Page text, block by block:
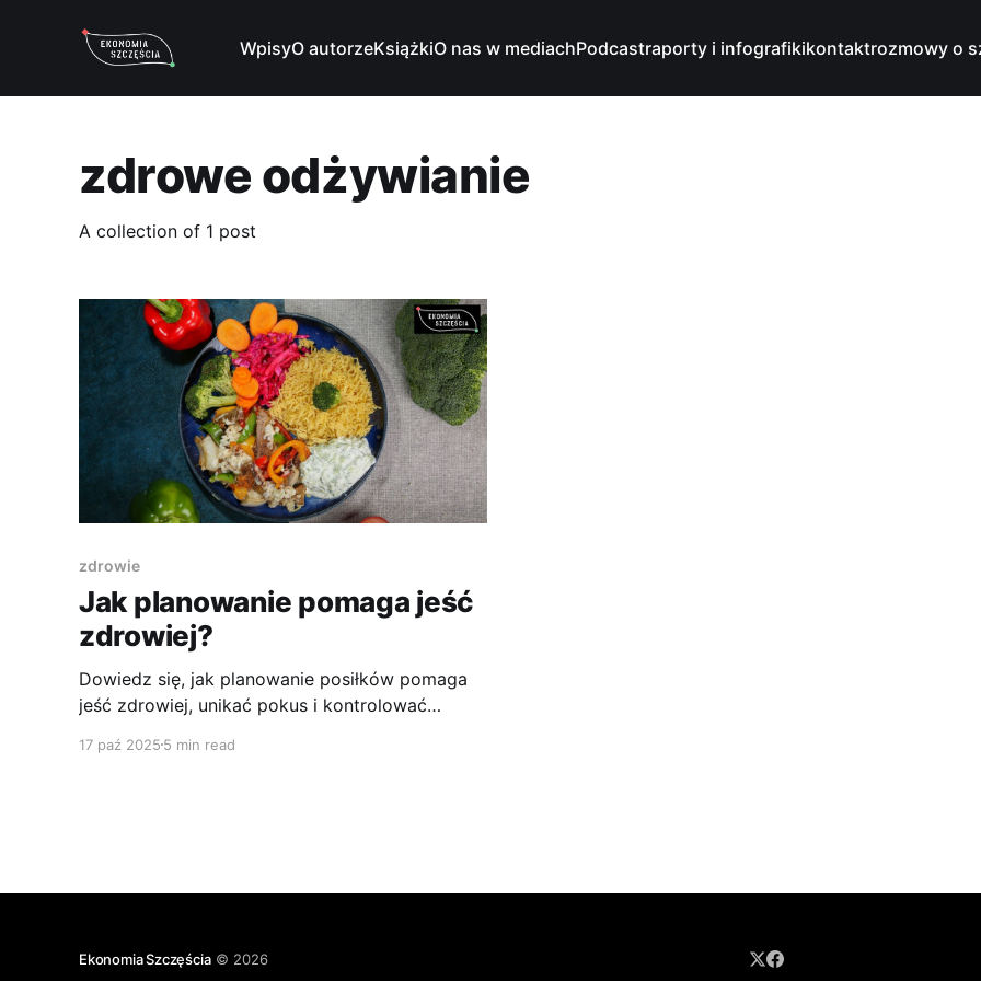
WpisyO autorzeKsiążkiO nas w mediachPodcastraporty i infografikikontaktrozmowy o
zdrowe odżywianie
A collection of 1 post
zdrowie
Jak planowanie pomaga jeść
zdrowiej?
Dowiedz się, jak planowanie posiłków pomaga
jeść zdrowiej, unikać pokus i kontrolować
praktyce.
17 paź 2025 5 min read
Ekonomia Szczęścia© 2026